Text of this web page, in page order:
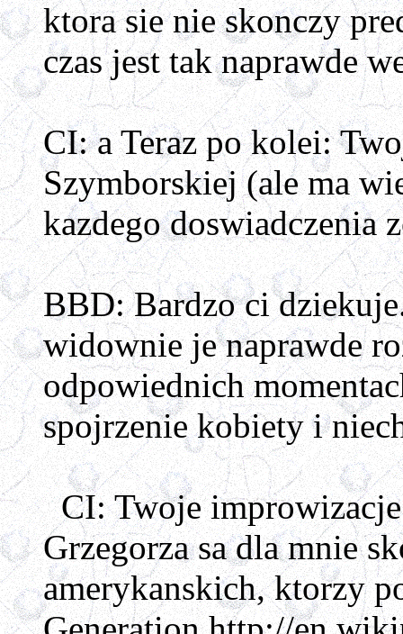
ktora sie nie skonczy
czas jest tak naprawde
CI: a Teraz po kolei:
Szymborskiej (ale ma
kazdego doswiadczenia
BBD: Bardzo ci
widownie je naprawde
odpowiednich
spojrzenie kobiety i
CI: Twoje
Grzegorza sa dla mnie
amerykanskich, ktorzy